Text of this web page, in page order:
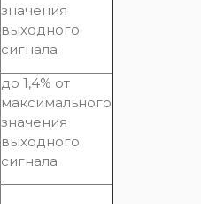
значения
выходного
сигнала
до 1,4% от
максимального
значения
выходного
сигнала